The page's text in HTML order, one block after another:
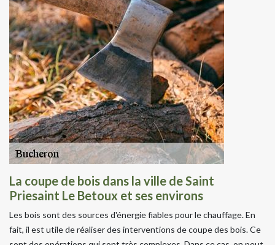
La coupe de bois dans la ville de Saint
Priesaint Le Betoux et ses environs
Les bois sont des sources d'énergie fiables pour le chauffage. En
fait, il est utile de réaliser des interventions de coupe des bois. Ce